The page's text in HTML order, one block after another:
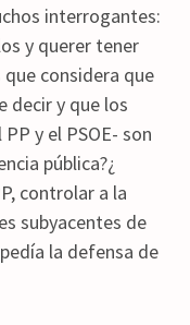
interrogantes:
y querer tener
considera que
decir y que los
y el PSOE- son
pública?¿
controlar a la
subyacentes de
la defensa de